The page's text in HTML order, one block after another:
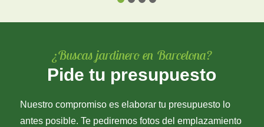
¿Buscas jardinero en Barcelona?
Pide tu presupuesto
Nuestro compromiso es elaborar tu presupuesto lo
antes posible. Te pediremos fotos del emplazamiento